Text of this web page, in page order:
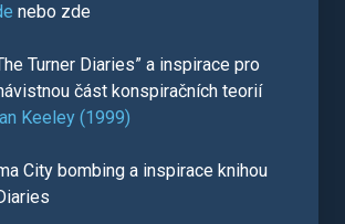
nebo zde
Turner Diaries” a inspirace pro
část konspiračních teorií
Keeley (1999)
City bombing a inspirace knihou